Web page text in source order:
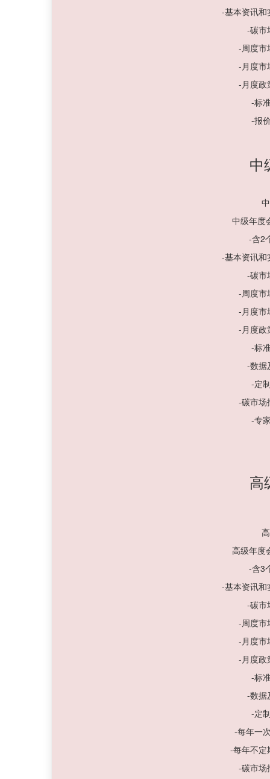
-基本资讯和
-碳市
-周度市
-月度市
-月度政
-标
-报
中
中级年度
-含2
-基本资讯和
-碳市
-周度市
-月度市
-月度政
-标
-数据
-定
-碳市场
-专
高
高级年度
-含3
-基本资讯和
-碳市
-周度市
-月度市
-月度政
-标
-数据
-定
-每年一
-每年不定
-碳市场